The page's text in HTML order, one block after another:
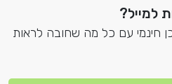
למייל?
חינמי עם כל מה שחובה לראות